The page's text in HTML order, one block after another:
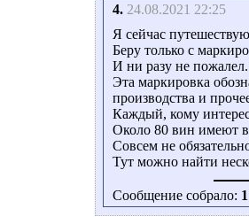
4. 24.08.2021 22:25
Я сейчас
Беру только с
И ни разу не пожалел.
Эта маркировка
производства и
Каждый, кому
Около 80 вин имеют в
Совсем не
Тут можно найти
Сообщение собрало: 1